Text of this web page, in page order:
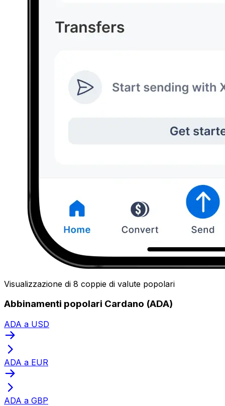
Visualizzazione di 8 coppie di valute popolari
Abbinamenti popolari Cardano (ADA)
ADA a USD
ADA a EUR
ADA a GBP